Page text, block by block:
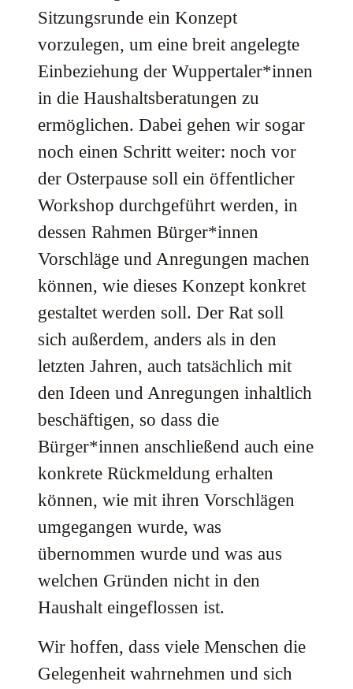
Sitzungsrunde ein Konzept
vorzulegen, um eine breit angelegte
Einbeziehung der Wuppertaler*innen
in die Haushaltsberatungen zu
ermöglichen. Dabei gehen wir sogar
noch einen Schritt weiter: noch vor
der Osterpause soll ein öffentlicher
Workshop durchgeführt werden, in
dessen Rahmen Bürger*innen
Vorschläge und Anregungen machen
können, wie dieses Konzept konkret
gestaltet werden soll. Der Rat soll
sich außerdem, anders als in den
letzten Jahren, auch tatsächlich mit
den Ideen und Anregungen inhaltlich
beschäftigen, so dass die
Bürger*innen anschließend auch eine
konkrete Rückmeldung erhalten
können, wie mit ihren Vorschlägen
umgegangen wurde, was
übernommen wurde und was aus
welchen Gründen nicht in den
Haushalt eingeflossen ist.
Wir hoffen, dass viele Menschen die
Gelegenheit wahrnehmen und sich